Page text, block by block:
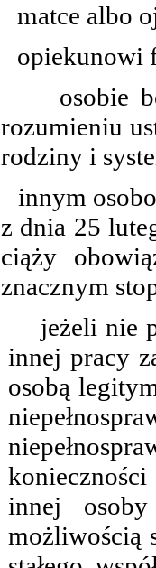
matce albo
opiekunowi
osobie
rozumieniu
rodziny i
innym
z dnia 25
ciąży
znacznym
jeżeli nie
innej pracy
osobą
innej
możliwością